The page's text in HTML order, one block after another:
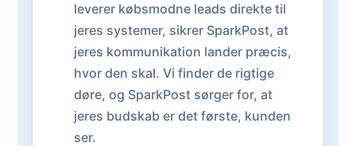
leverer købsmodne leads direkte til
jeres systemer, sikrer SparkPost, at
jeres kommunikation lander præcis,
hvor den skal. Vi finder de rigtige
døre, og SparkPost sørger for, at
jeres budskab er det første, kunden
ser.